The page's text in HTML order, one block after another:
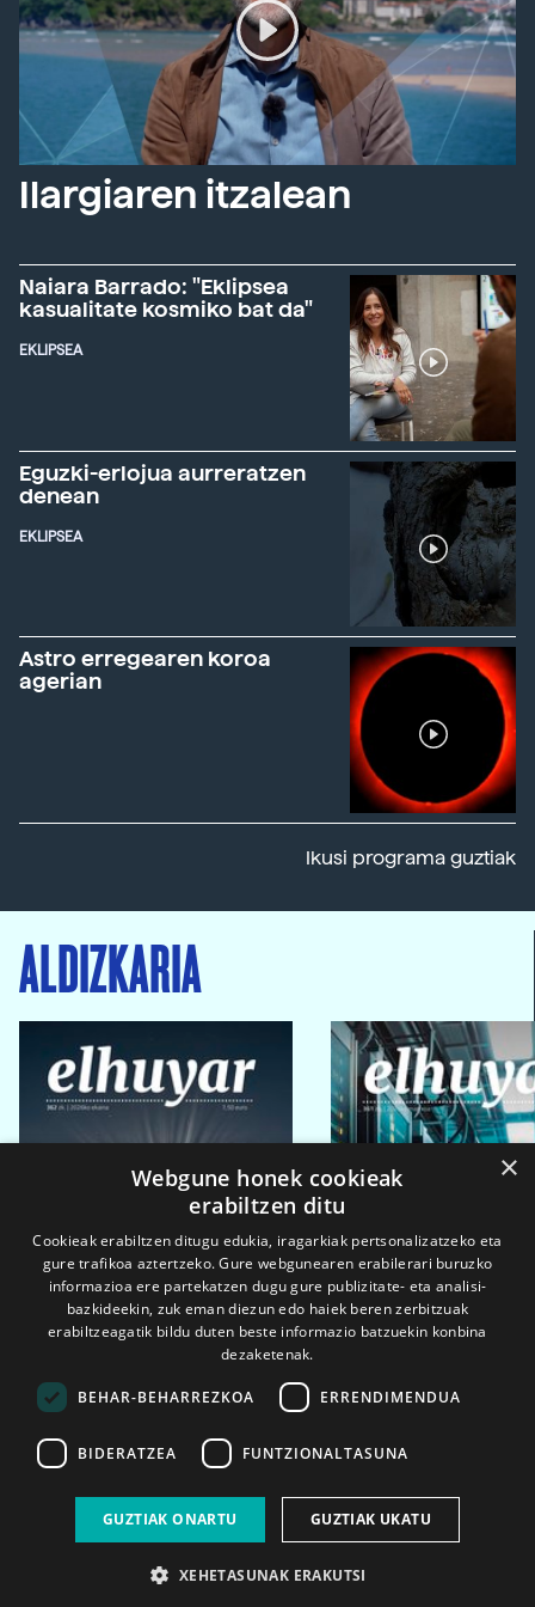
Ilargiaren itzalean
Naiara Barrado: "Eklipsea
kasualitate kosmiko bat da"
EKLIPSEA
Eguzki-erlojua aurreratzen
denean
EKLIPSEA
Astro erregearen koroa
agerian
Ikusi programa guztiak
ALDIZKARIA
2026ko eka. 1a 2026ko mar. 1a
×
Webgune honek cookieak
erabiltzen ditu
Cookieak erabiltzen ditugu edukia, iragarkiak pertsonalizatzeko eta
gure trafikoa aztertzeko. Gure webgunearen erabilerari buruzko
informazioa ere partekatzen dugu gure publizitate- eta analisi-
bazkideekin, zuk eman diezun edo haiek beren zerbitzuak
erabiltzeagatik bildu duten beste informazio batzuekin konbina
dezaketenak.
BEHAR-BEHARREZKOA ERRENDIMENDUA
BIDERATZEA FUNTZIONALTASUNA
GUZTIAK ONARTU GUZTIAK UKATU
XEHETASUNAK ERAKUTSI